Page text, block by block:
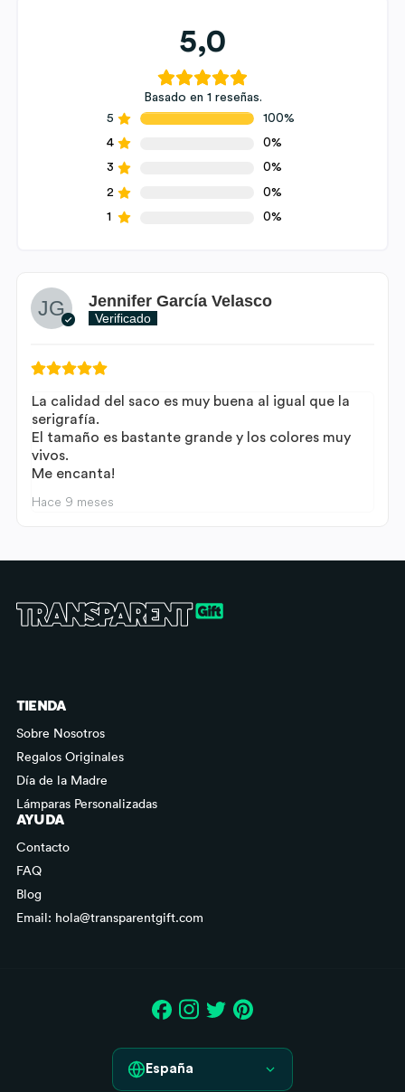
5,0
Basado en 1 reseñas.
5
100%
4
0%
3
0%
2
0%
1
0%
Jennifer García Velasco
Verificado
La calidad del saco es muy buena al igual que la
serigrafía.
El tamaño es bastante grande y los colores muy
vivos.
Me encanta!
Hace 9 meses
TIENDA
Sobre Nosotros
Regalos Originales
Día de la Madre
Lámparas Personalizadas
AYUDA
Contacto
FAQ
Blog
Email: hola@transparentgift.com
España